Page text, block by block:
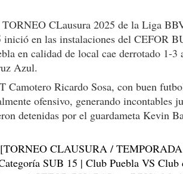
TORNEO CLausura 2025 de la Liga
inició en las instalaciones del CEFOR
en calidad de local cae derrotado 1-3
Azul.
Camotero Ricardo Sosa, con buen
ofensivo, generando incontables
detenidas por el guardameta Kevin